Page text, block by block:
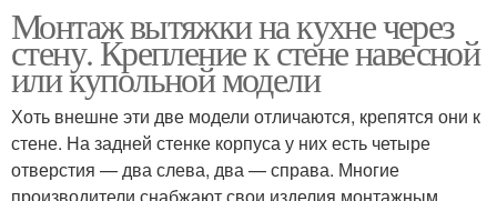
Монтаж вытяжки на кухне через
стену. Крепление к стене навесной
или купольной модели
Хоть внешне эти две модели отличаются, крепятся они к
стене. На задней стенке корпуса у них есть четыре
отверстия — два слева, два — справа. Многие